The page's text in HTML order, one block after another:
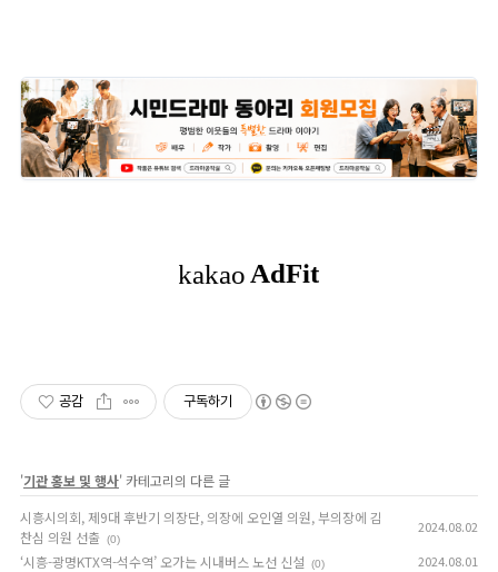
공감 구독하기
'기관 홍보 및 행사' 카테고리의 다른 글
시흥시의회, 제9대 후반기 의장단, 의장에 오인열 의원, 부의장에 김
찬심 의원 선출 (0)
2024.08.02
‘시흥-광명KTX역-석수역’ 오가는 시내버스 노선 신설 (0) 2024.08.01